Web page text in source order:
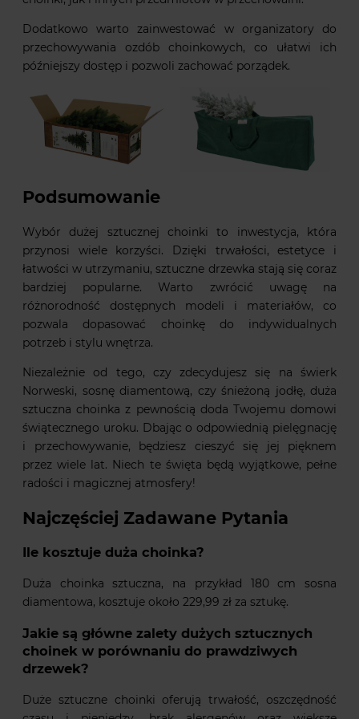
Dodatkowo warto zainwestować w organizatory do
przechowywania ozdób choinkowych, co ułatwi ich
późniejszy dostęp i pozwoli zachować porządek.
Podsumowanie
Wybór dużej sztucznej choinki to inwestycja, która
przynosi wiele korzyści. Dzięki trwałości, estetyce i
łatwości w utrzymaniu, sztuczne drzewka stają się coraz
bardziej popularne. Warto zwrócić uwagę na
różnorodność dostępnych modeli i materiałów, co
pozwala dopasować choinkę do indywidualnych
potrzeb i stylu wnętrza.
Niezależnie od tego, czy zdecydujesz się na świerk
Norweski, sosnę diamentową, czy śnieżoną jodłę, duża
sztuczna choinka z pewnością doda Twojemu domowi
świątecznego uroku. Dbając o odpowiednią pielęgnację
i przechowywanie, będziesz cieszyć się jej pięknem
przez wiele lat. Niech te święta będą wyjątkowe, pełne
radości i magicznej atmosfery!
Najczęściej Zadawane Pytania
Ile kosztuje duża choinka?
Duża choinka sztuczna, na przykład 180 cm sosna
diamentowa, kosztuje około 229,99 zł za sztukę.
Jakie są główne zalety dużych sztucznych
choinek w porównaniu do prawdziwych
drzewek?
Duże sztuczne choinki oferują trwałość, oszczędność